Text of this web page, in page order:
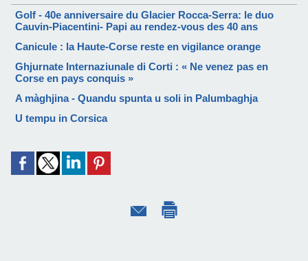
Golf - 40e anniversaire du Glacier Rocca-Serra: le duo
Cauvin-Piacentini- Papi au rendez-vous des 40 ans
Canicule : la Haute-Corse reste en vigilance orange
Ghjurnate Internaziunale di Corti : « Ne venez pas en
Corse en pays conquis »
A màghjina - Quandu spunta u soli in Palumbaghja
U tempu in Corsica